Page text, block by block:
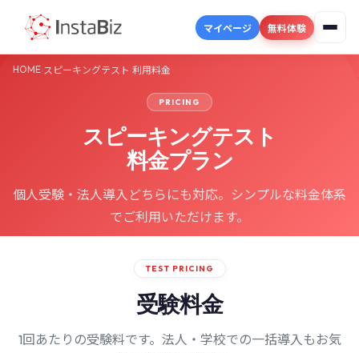
マイページ 無料体験
HOME›スピーキングテスト›利用料金
PRICING
スピーキングテスト
料金プラン
個人受験・法人導入どちらにも対応。シンプルな料金体系
でご利用いただけます。
TEST PRICING
受験料金
1回あたりの受験料です。法人・学校での一括導入もお気